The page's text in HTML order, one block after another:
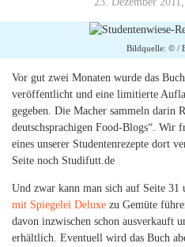
Bildquelle: © /
Vor gut zwei Monaten wurde das Buch
veröffentlicht und eine limitierte
gegeben. Die Macher sammeln darin
deutschsprachigen Food-Blogs“. Wir
eines unserer Studentenrezepte dort
Seite noch Studifutt.de
Und zwar kann man sich auf Seite 31
mit Spiegelei Deluxe zu Gemüte
davon inzwischen schon ausverkauft
erhältlich. Eventuell wird das Buch